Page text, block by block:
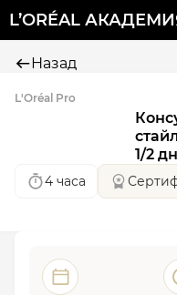
L’ORÉAL
Назад
L'Oréal Pro
1/2
4 часа